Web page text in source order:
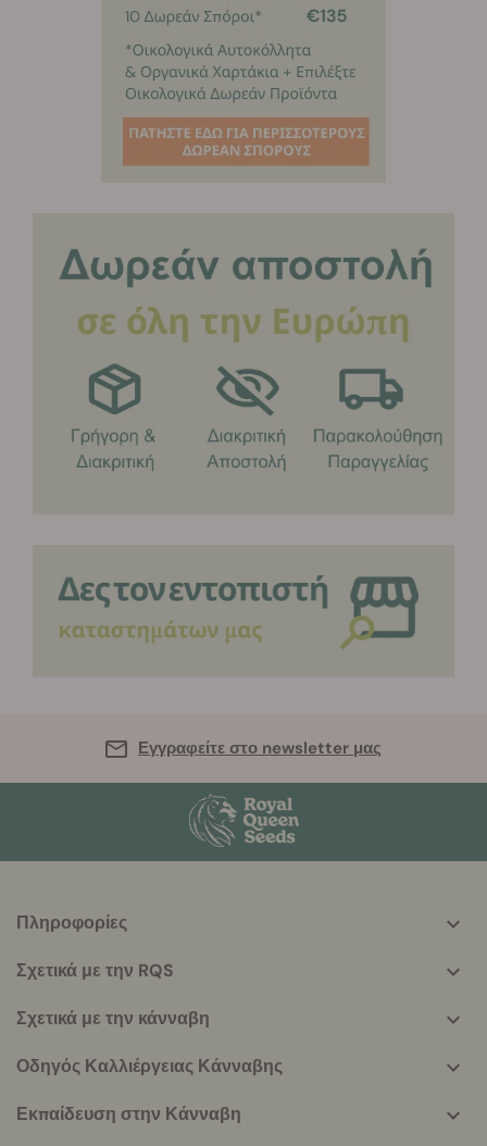
Εγγραφείτε στο newsletter μας
More
info
Πληροφορίες
Σχετικά με την RQS
Σχετικά με την κάνναβη
Οδηγός Καλλιέργειας Κάνναβης
Εκπαίδευση στην Κάνναβη